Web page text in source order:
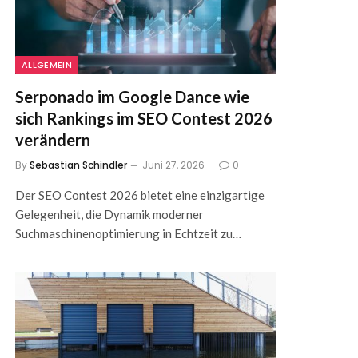
ALLGEMEIN
Serponado im Google Dance wie
sich Rankings im SEO Contest 2026
verändern
BySebastian Schindler Juni 27, 2026 0
Der SEO Contest 2026 bietet eine einzigartige
Gelegenheit, die Dynamik moderner
Suchmaschinenoptimierung in Echtzeit zu…